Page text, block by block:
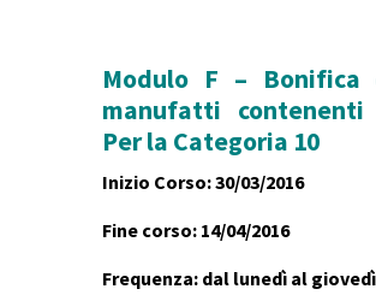
Modulo F –
manufatti
Per la Categoria 10
Inizio Corso: 30/03/2016
Fine corso: 14/04/2016
Frequenza: dal lunedì al giovedì